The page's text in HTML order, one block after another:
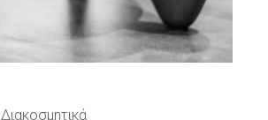
Διακοσμητικά